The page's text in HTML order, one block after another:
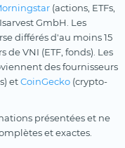
(actions, ETFs,
GmbH. Les
différés d'au moins 15
de VNI (ETF, fonds). Les
des fournisseurs
etCoinGecko (crypto-
présentées et ne
et exactes.